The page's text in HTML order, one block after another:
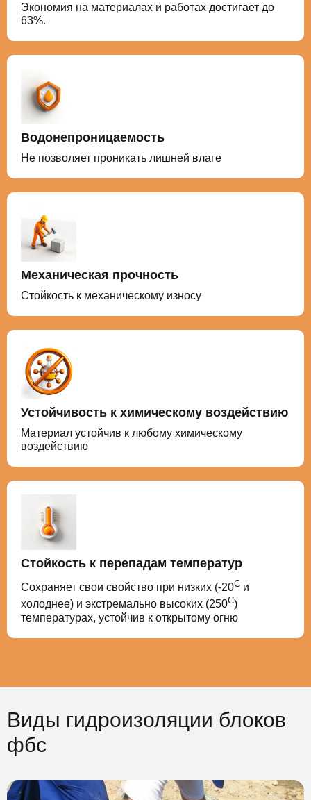
Экономия на материалах и работах достигает до
63%.
Водонепроницаемость
Не позволяет проникать лишней влаге
Механическая прочность
Стойкость к механическому износу
Устойчивость к химическому воздействию
Материал устойчив к любому химическому
воздействию
Стойкость к перепадам температур
Сохраняет свои свойство при низких (-20С и
холоднее) и экстремально высоких (250С)
температурах, устойчив к открытому огню
Виды гидроизоляции блоков
фбс